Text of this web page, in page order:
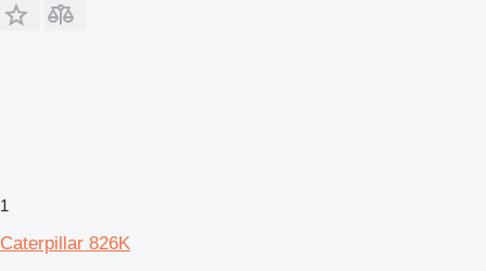
1
Caterpillar 826K